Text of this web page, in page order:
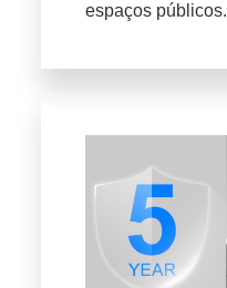
espaços públicos.